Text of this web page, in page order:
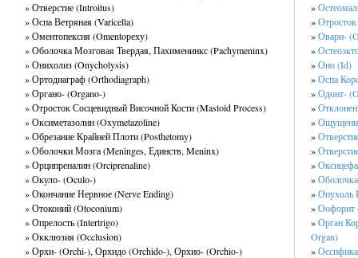
» Отверстие (Introitus)
» Оспа Ветряная (Varicella)
» Оментопексия (Omentoреху)
» Оболочка Мозговая Твердая, Пахименинкс (Pachymeninx)
» Онихолиз (Onycholysis)
» Ортодиаграф (Orthodiagraph)
» Органо- (Organo-)
» Отросток Сосцевидный Височной Кости (Mastoid Process)
» Оксиметазолин (Oxymetazoline)
» Обрезание Крайней Плоти (Posthetomy)
» Оболочки Мозга (Meninges, Единств, Meninx)
» Орципреналин (Orciprenaline)
» Окуло- (Oculo-)
» Окончание Нервное (Nerve Ending)
» Отоконий (Otoconium)
» Опрелость (Intertrigo)
» Окклюзия (Occlusion)
» Орхи- (Orchi-), Орхидо (Orchido-), Орхио- (Orchio-)
»
»
»Овари-
»
»Оно (Id)
»Оспа
»Одонт-
»
»
»
»
»
»
»Опухоль
»Оофорит
»Орган
Organ)
»